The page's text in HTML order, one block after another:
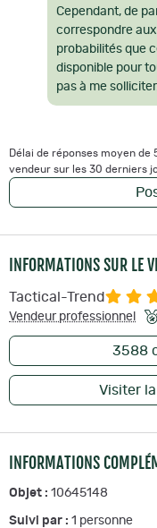
Cependant, de
correspondre
probabilités que
disponible pour
pas à me
Délai de réponses moyen
vendeur sur les 30 derniers
INFORMATIONS SUR LE
Tactical-Trend
Vendeur professionnel
3588
Visiter
INFORMATIONS
Objet : 10645148
Suivi par : 1 personne